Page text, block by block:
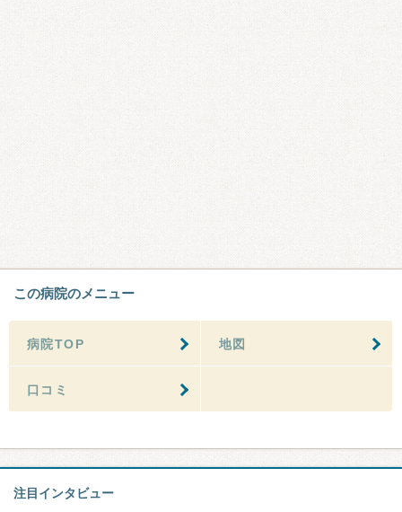
この病院のメニュー
病院TOP 地図
口コミ
注目インタビュー